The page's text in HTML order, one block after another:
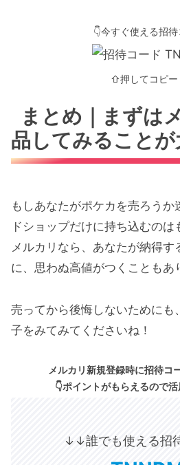
👇今すぐ使える招待
⇧押してコピ
まとめ｜まずは
品してみることが
もしあなたがポケカを売ろうか
ドショップだけに持ち込むのは
メルカリなら、あなたが納得す
に、思わぬ高値がつくこともあ
売ってから後悔しないためにも
子をみてみてくださいね！
メルカリ新規登録時に招待コ
👇ポイントがもらえるので
↓↓誰でも使える招